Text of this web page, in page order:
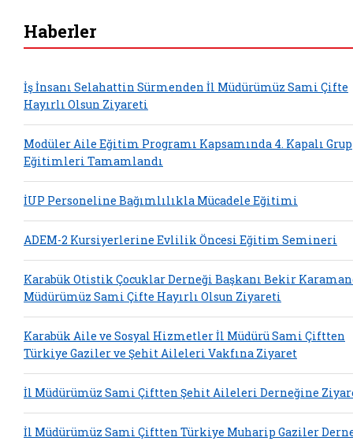
Haberler
İş İnsanı Selahattin Sürmenden İl Müdürümüz Sami Çifte
Hayırlı Olsun Ziyareti
Modüler Aile Eğitim Programı Kapsamında 4. Kapalı Grup
Eğitimleri Tamamlandı
İUP Personeline Bağımlılıkla Mücadele Eğitimi
ADEM-2 Kursiyerlerine Evlilik Öncesi Eğitim Semineri
Karabük Otistik Çocuklar Derneği Başkanı Bekir
Müdürümüz Sami Çifte Hayırlı Olsun Ziyareti
Karabük Aile ve Sosyal Hizmetler İl Müdürü Sami Çiftten
Türkiye Gaziler ve Şehit Aileleri Vakfına Ziyaret
İl Müdürümüz Sami Çiftten Şehit Aileleri Derneğine
İl Müdürümüz Sami Çiftten Türkiye Muharip Gaziler